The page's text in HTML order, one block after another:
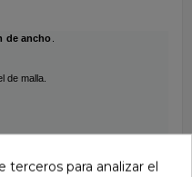
de ancho
de malla.
terceros para analizar el